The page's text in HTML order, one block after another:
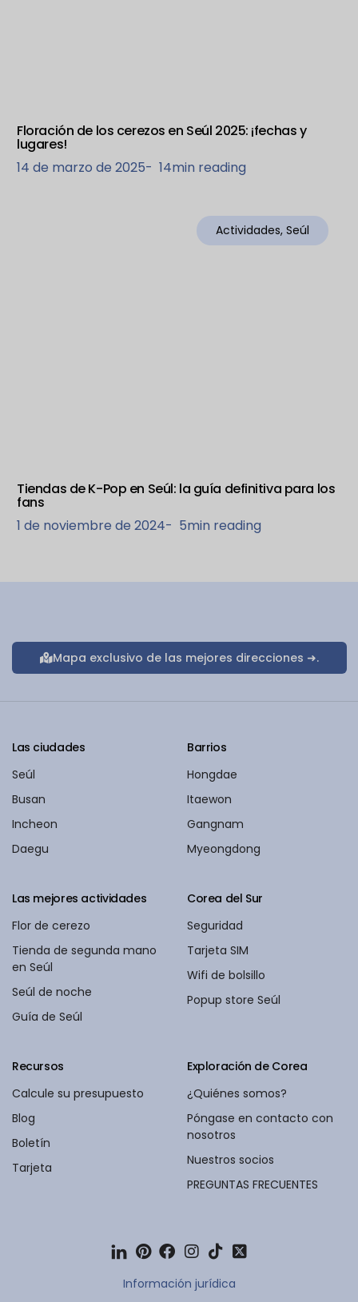
Floración de los cerezos en Seúl 2025: ¡fechas y
lugares!
14 de marzo de 2025- 14min reading
Actividades, Seúl
Tiendas de K-Pop en Seúl: la guía definitiva para los
fans
1 de noviembre de 2024- 5min reading
Mapa exclusivo de las mejores direcciones ➜.
Las ciudades
Seúl
Busan
Incheon
Daegu
Barrios
Hongdae
Itaewon
Gangnam
Myeongdong
Las mejores actividades
Flor de cerezo
Tienda de segunda mano
en Seúl
Seúl de noche
Guía de Seúl
Corea del Sur
Seguridad
Tarjeta SIM
Wifi de bolsillo
Popup store Seúl
Recursos
Calcule su presupuesto
Blog
Boletín
Tarjeta
Exploración de Corea
¿Quiénes somos?
Póngase en contacto con
nosotros
Nuestros socios
PREGUNTAS FRECUENTES
Información jurídica